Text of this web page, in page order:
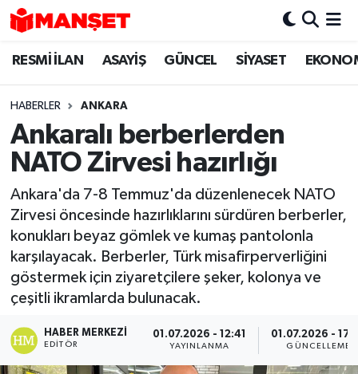
RESMİ İLAN ASAYİŞ GÜNCEL SİYASET
HABERLER ANKARA
Ankaralı berberlerden
NATO Zirvesi hazırlığı
Ankara'da 7-8 Temmuz'da düzenlenecek NATO
Zirvesi öncesinde hazırlıklarını sürdüren berberler,
konukları beyaz gömlek ve kumaş pantolonla
karşılayacak. Berberler, Türk misafirperverliğini
göstermek için ziyaretçilere şeker, kolonya ve
çeşitli ikramlarda bulunacak.
HABER MERKEZI
EDITÖR
01.07.2026 - 12:41
YAYINLANMA
01.07.2026 -
GÜNCELLEME
Hava Durumu
Trafik Durumu
Süper Lig Puan Durumu ve Fikstür
Son Dakika Haberleri
Haber Arşivi